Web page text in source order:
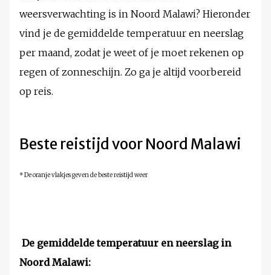
weersverwachting is in Noord Malawi? Hieronder
vind je de gemiddelde temperatuur en neerslag
per maand, zodat je weet of je moet rekenen op
regen of zonneschijn. Zo ga je altijd voorbereid
op reis.
Beste reistijd voor Noord Malawi
* De oranje vlakjes geven de beste reistijd weer
De gemiddelde temperatuur en neerslag in
Noord Malawi: